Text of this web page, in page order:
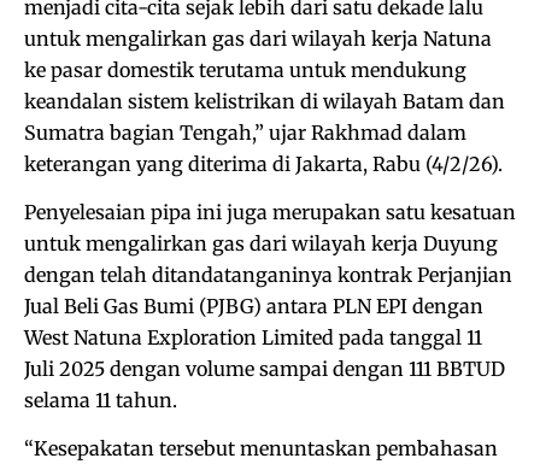
menjadi cita-cita sejak lebih dari satu dekade lalu
untuk mengalirkan gas dari wilayah kerja Natuna
ke pasar domestik terutama untuk mendukung
keandalan sistem kelistrikan di wilayah Batam dan
Sumatra bagian Tengah,” ujar Rakhmad dalam
keterangan yang diterima di Jakarta, Rabu (4/2/26).
Penyelesaian pipa ini juga merupakan satu kesatuan
untuk mengalirkan gas dari wilayah kerja Duyung
dengan telah ditandatanganinya kontrak Perjanjian
Jual Beli Gas Bumi (PJBG) antara PLN EPI dengan
West Natuna Exploration Limited pada tanggal 11
Juli 2025 dengan volume sampai dengan 111 BBTUD
selama 11 tahun.
“Kesepakatan tersebut menuntaskan pembahasan